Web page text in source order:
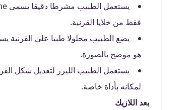
فقط من خلايا القرنية.
يضع الطبيب محلولا طبيا على القرنية
هو موضح بالصورة.
يستعمل الطبيب الليزر لتعديل شكل
لمكانه بأداة خاصة.
بعد اللازيك